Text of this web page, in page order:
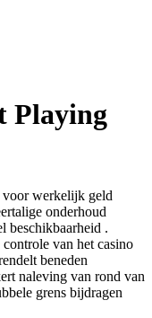
Playing
voor werkelijk geld
onderhoud
beschikbaarheid .
van het casino
beneden
naleving van rond van
grens bijdragen